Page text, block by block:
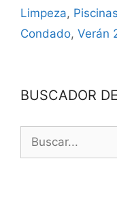
Limpeza,
Condado, Verán
BUSCADOR